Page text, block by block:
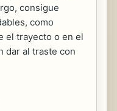
consigue
como
el trayecto o en el
dar al traste con